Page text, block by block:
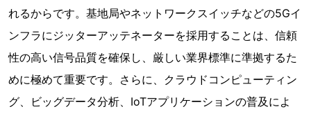
れるからです。基地局やネットワークスイッチなどの5Gイ
ンフラにジッターアッテネーターを採用することは、信頼
性の高い信号品質を確保し、厳しい業界標準に準拠するた
めに極めて重要です。さらに、クラウドコンピューティン
グ、ビッグデータ分析、IoTアプリケーションの普及によ